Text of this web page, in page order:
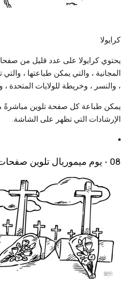
كرايولا
يحتوي كرايولا على عدد قليل من صفحات
المجانية ، والتي يمكن طباعتها ،
، والنسر ، وخريطة للولايات المتحدة
يمكن طباعة كل صفحة تلوين مباشرةً
الإرشادات التي تظهر على الشاشة.
08 - يوم ميموريال تلوين صفحات في سوبر تلوين